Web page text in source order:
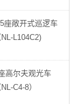
座敞开式巡逻车
NL-L104C2)
高尔夫观光车
NL-C4-8）
巡逻车3辆已发货
老爷车1辆已发货
巡逻车6辆已发货